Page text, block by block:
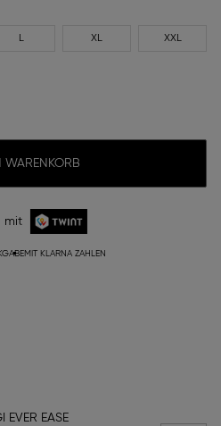
L XL XXL
WARENKORB
mit
MIT KLARNA ZAHLEN
EVER EASE